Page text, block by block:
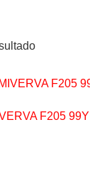
F205 99Y